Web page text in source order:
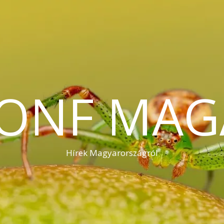
Hírek Magyarországról